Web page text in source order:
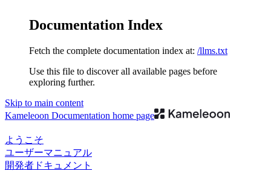
Documentation Index
Fetch the complete documentation index at: /llms.txt
Use this file to discover all available pages before
exploring further.
Skip to main content
Kameleoon Documentation home page
ようこそ
ユーザーマニュアル
開発者ドキュメント